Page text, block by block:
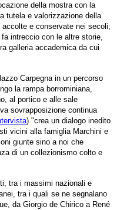
della mostra con la
tutela e valorizzazione della
e conservate nei secoli;
intreccio con le altre storie,
galleria accademica da cui
Carpegna in un percorso
la rampa borrominiana,
al portico e alle sale
sovrapposizione continua
) "crea un dialogo inedito
vicini alla famiglia Marchini e
giunte sino a noi che
di un collezionismo colto e
tra i massimi nazionali e
tra i quali se ne segnalano
da Giorgio de Chirico a René